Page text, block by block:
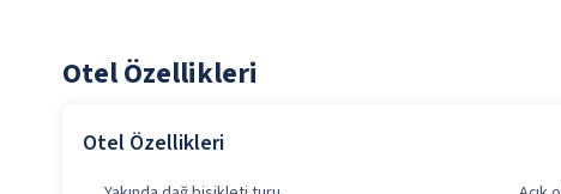
Otel Özellikleri
Otel Özellikleri